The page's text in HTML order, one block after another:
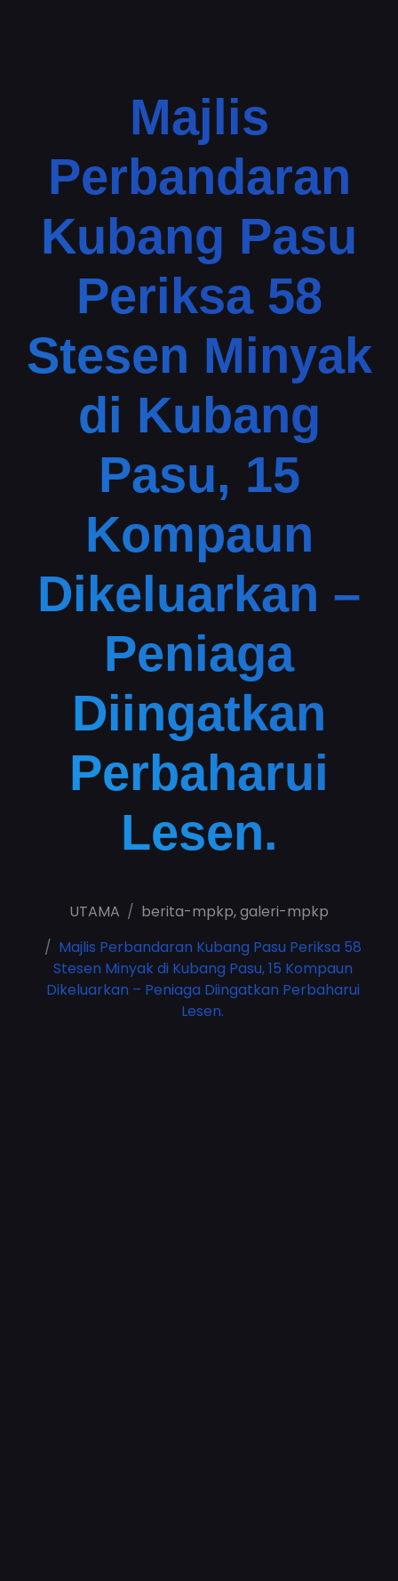
Majlis
Perbandaran
Kubang Pasu
Periksa 58
Stesen Minyak
di Kubang
Pasu, 15
Kompaun
Dikeluarkan –
Peniaga
Diingatkan
Perbaharui
Lesen.
UTAMA berita-mpkp,galeri-mpkp
Majlis Perbandaran Kubang Pasu Periksa 58
Stesen Minyak di Kubang Pasu, 15 Kompaun
Dikeluarkan – Peniaga Diingatkan Perbaharui
Lesen.